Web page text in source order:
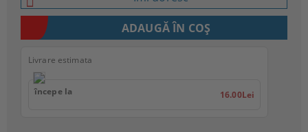
Livrare estimata
începe la 16.00Lei